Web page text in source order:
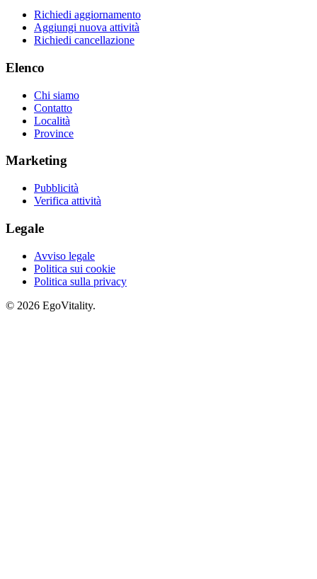
Richiedi aggiornamento
Aggiungi nuova attività
Richiedi cancellazione
Elenco
Chi siamo
Contatto
Località
Province
Marketing
Pubblicità
Verifica attività
Legale
Avviso legale
Politica sui cookie
Politica sulla privacy
© 2026 EgoVitality.